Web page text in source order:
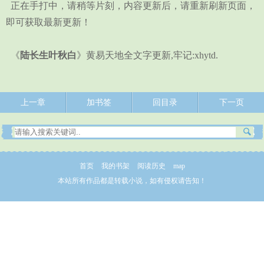
正在手打中，请稍等片刻，内容更新后，请重新刷新页面，
即可获取最新更新！
《陆长生叶秋白》黄易天地全文字更新,牢记:xhytd.
上一章 加书签 回目录 下一页
首页 我的书架 阅读历史
map
本站所有作品都是转载小说，如有侵权请告知！